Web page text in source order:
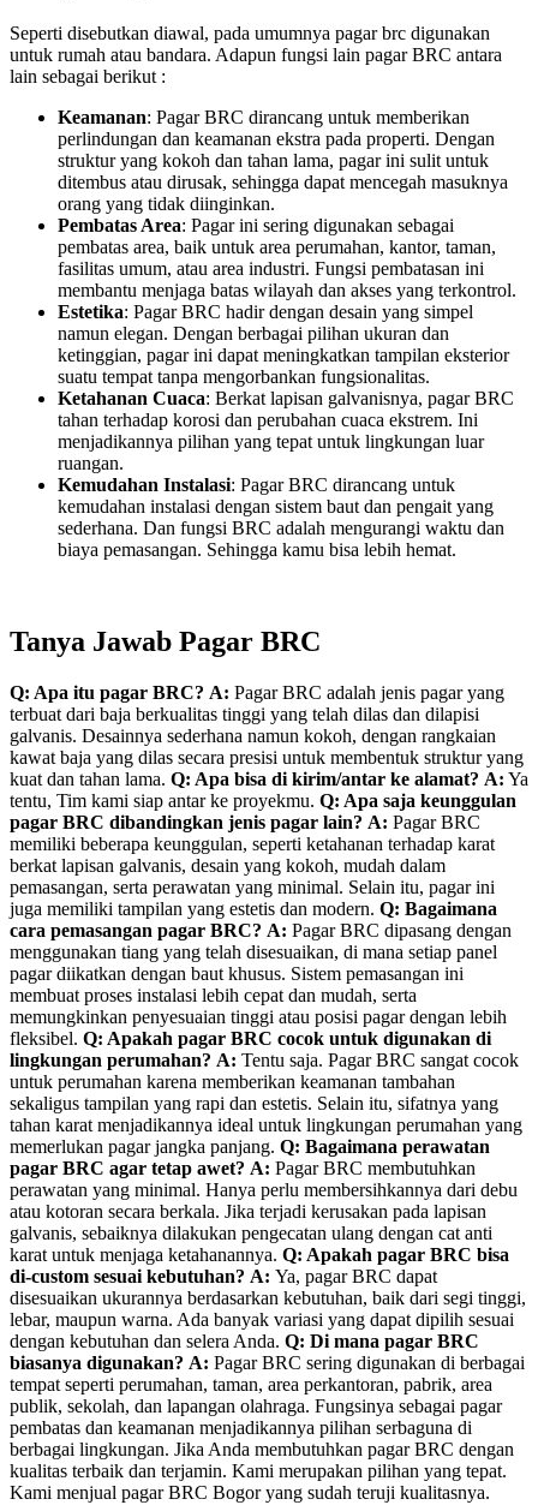
Seperti disebutkan diawal, pada umumnya pagar brc digunakan
untuk rumah atau bandara. Adapun fungsi lain pagar BRC antara
lain sebagai berikut :
Keamanan: Pagar BRC dirancang untuk memberikan
perlindungan dan keamanan ekstra pada properti. Dengan
struktur yang kokoh dan tahan lama, pagar ini sulit untuk
ditembus atau dirusak, sehingga dapat mencegah masuknya
orang yang tidak diinginkan.
Pembatas Area: Pagar ini sering digunakan sebagai
pembatas area, baik untuk area perumahan, kantor, taman,
fasilitas umum, atau area industri. Fungsi pembatasan ini
membantu menjaga batas wilayah dan akses yang terkontrol.
Estetika: Pagar BRC hadir dengan desain yang simpel
namun elegan. Dengan berbagai pilihan ukuran dan
ketinggian, pagar ini dapat meningkatkan tampilan eksterior
suatu tempat tanpa mengorbankan fungsionalitas.
Ketahanan Cuaca: Berkat lapisan galvanisnya, pagar BRC
tahan terhadap korosi dan perubahan cuaca ekstrem. Ini
menjadikannya pilihan yang tepat untuk lingkungan luar
ruangan.
Kemudahan Instalasi: Pagar BRC dirancang untuk
kemudahan instalasi dengan sistem baut dan pengait yang
sederhana. Dan fungsi BRC adalah mengurangi waktu dan
biaya pemasangan. Sehingga kamu bisa lebih hemat.
Tanya Jawab Pagar BRC
Q: Apa itu pagar BRC? A: Pagar BRC adalah jenis pagar yang
terbuat dari baja berkualitas tinggi yang telah dilas dan dilapisi
galvanis. Desainnya sederhana namun kokoh, dengan rangkaian
kawat baja yang dilas secara presisi untuk membentuk struktur yang
kuat dan tahan lama. Q: Apa bisa di kirim/antar ke alamat? A: Ya
tentu, Tim kami siap antar ke proyekmu. Q: Apa saja keunggulan
pagar BRC dibandingkan jenis pagar lain? A: Pagar BRC
memiliki beberapa keunggulan, seperti ketahanan terhadap karat
berkat lapisan galvanis, desain yang kokoh, mudah dalam
pemasangan, serta perawatan yang minimal. Selain itu, pagar ini
juga memiliki tampilan yang estetis dan modern. Q: Bagaimana
cara pemasangan pagar BRC? A: Pagar BRC dipasang dengan
menggunakan tiang yang telah disesuaikan, di mana setiap panel
pagar diikatkan dengan baut khusus. Sistem pemasangan ini
membuat proses instalasi lebih cepat dan mudah, serta
memungkinkan penyesuaian tinggi atau posisi pagar dengan lebih
fleksibel. Q: Apakah pagar BRC cocok untuk digunakan di
lingkungan perumahan? A: Tentu saja. Pagar BRC sangat cocok
untuk perumahan karena memberikan keamanan tambahan
sekaligus tampilan yang rapi dan estetis. Selain itu, sifatnya yang
tahan karat menjadikannya ideal untuk lingkungan perumahan yang
memerlukan pagar jangka panjang. Q: Bagaimana perawatan
pagar BRC agar tetap awet? A: Pagar BRC membutuhkan
perawatan yang minimal. Hanya perlu membersihkannya dari debu
atau kotoran secara berkala. Jika terjadi kerusakan pada lapisan
galvanis, sebaiknya dilakukan pengecatan ulang dengan cat anti
karat untuk menjaga ketahanannya. Q: Apakah pagar BRC bisa
di-custom sesuai kebutuhan? A: Ya, pagar BRC dapat
disesuaikan ukurannya berdasarkan kebutuhan, baik dari segi tinggi,
lebar, maupun warna. Ada banyak variasi yang dapat dipilih sesuai
dengan kebutuhan dan selera Anda. Q: Di mana pagar BRC
biasanya digunakan? A: Pagar BRC sering digunakan di berbagai
tempat seperti perumahan, taman, area perkantoran, pabrik, area
publik, sekolah, dan lapangan olahraga. Fungsinya sebagai pagar
pembatas dan keamanan menjadikannya pilihan serbaguna di
berbagai lingkungan. Jika Anda membutuhkan pagar BRC dengan
kualitas terbaik dan terjamin. Kami merupakan pilihan yang tepat.
Kami menjual pagar BRC Bogor yang sudah teruji kualitasnya.